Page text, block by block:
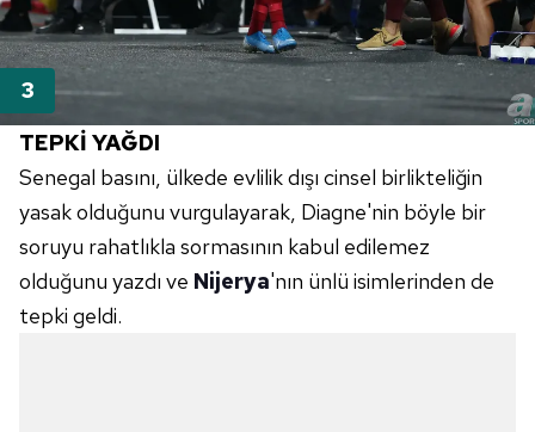
TEPKİ YAĞDI
Senegal basını, ülkede evlilik dışı cinsel birlikteliğin
yasak olduğunu vurgulayarak, Diagne'nin böyle bir
soruyu rahatlıkla sormasının kabul edilemez
olduğunu yazdı ve Nijerya'nın ünlü isimlerinden de
tepki geldi.